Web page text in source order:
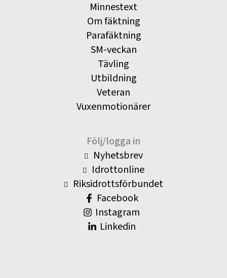
Minnestext
Om fäktning
Parafäktning
SM-veckan
Tävling
Utbildning
Veteran
Vuxenmotionärer
Följ/logga in
Nyhetsbrev
Idrottonline
Riksidrottsförbundet
Facebook
Instagram
Linkedin